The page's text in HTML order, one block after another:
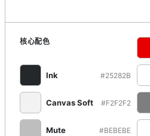
核心配色
Ink #25282B
Canvas Soft #F2F2F2
Mute #BEBEBE